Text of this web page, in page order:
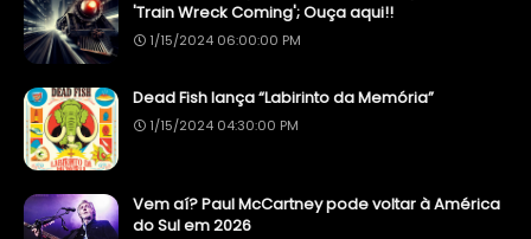
'Train Wreck Coming'; Ouça aqui!!
1/15/2024 06:00:00 PM
Dead Fish lança “Labirinto da Memória”
1/15/2024 04:30:00 PM
Vem aí? Paul McCartney pode voltar à América
do Sul em 2026